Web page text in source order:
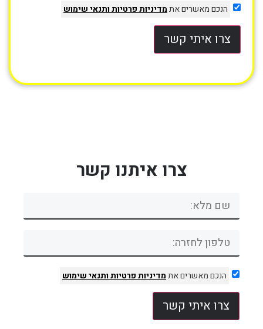
הנכם מאשרים אתמדיניות פרטיותותנאי שימוש
צרו איתי קשר
צרו איתנו קשר
הנכם מאשרים אתמדיניות פרטיותותנאי שימוש
צרו איתי קשר